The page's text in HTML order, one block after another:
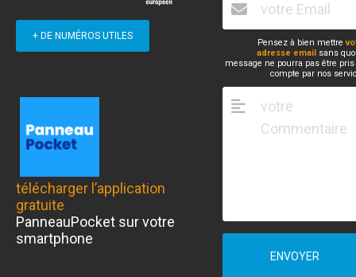
+ DE NUMÉROS UTILES
télécharger l’application
gratuite
PanneauPocket sur votre
smartphone
Pensez à bien mettre
adresse email sans
message ne pourra pas être
compte par nos
ENVOYER